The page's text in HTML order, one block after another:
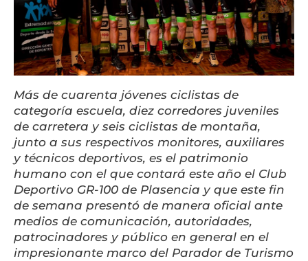
Más de cuarenta jóvenes ciclistas de
categoría escuela, diez corredores juveniles
de carretera y seis ciclistas de montaña,
junto a sus respectivos monitores, auxiliares
y técnicos deportivos, es el patrimonio
humano con el que contará este año el Club
Deportivo GR-100 de Plasencia y que este fin
de semana presentó de manera oficial ante
medios de comunicación, autoridades,
patrocinadores y público en general en el
impresionante marco del Parador de Turismo